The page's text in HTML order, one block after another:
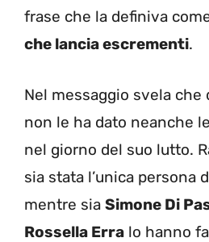
frase che la definiva
che lancia escrementi.
Nel messaggio svela che
non le ha dato neanche
nel giorno del suo lutto.
sia stata l’unica persona
mentre sia Simone Di
Rossella Erra lo hanno